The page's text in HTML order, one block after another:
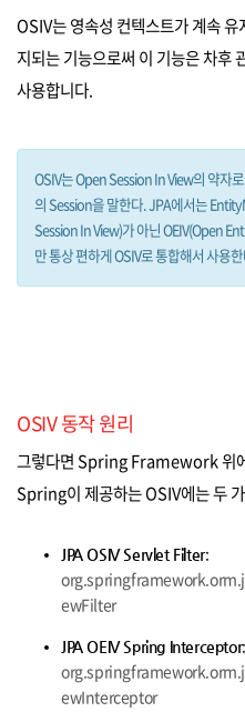
OSIV는 영속성 컨텍스트가 계속
지되는 기능으로써 이 기능은 차후
사용합니다.
OSIV는 Open Session In View의 약자
의 Session을 말한다. JPA에서는
Session In View)가 아닌 OEIV(Open
만 통상 편하게 OSIV로 통합해서 사용
OSIV 동작 원리
그렇다면 Spring Framework 위
Spring이 제공하는 OSIV에는 두
JPA OSIV Servlet Filter:
ewFilter
JPA OEIV Spring Interceptor:
ewInterceptor